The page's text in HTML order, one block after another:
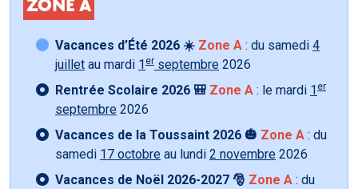
ZONE A
Vacances d’Été 2026 ☀️ Zone A : du samedi 4
juillet au mardi 1 er septembre 2026
Rentrée Scolaire 2026 🎒 Zone A : le mardi 1 er
septembre 2026
Vacances de la Toussaint 2026 🎃 Zone A : du
samedi 17 octobre au lundi 2 novembre 2026
Vacances de Noël 2026-2027 🎅 Zone A : du